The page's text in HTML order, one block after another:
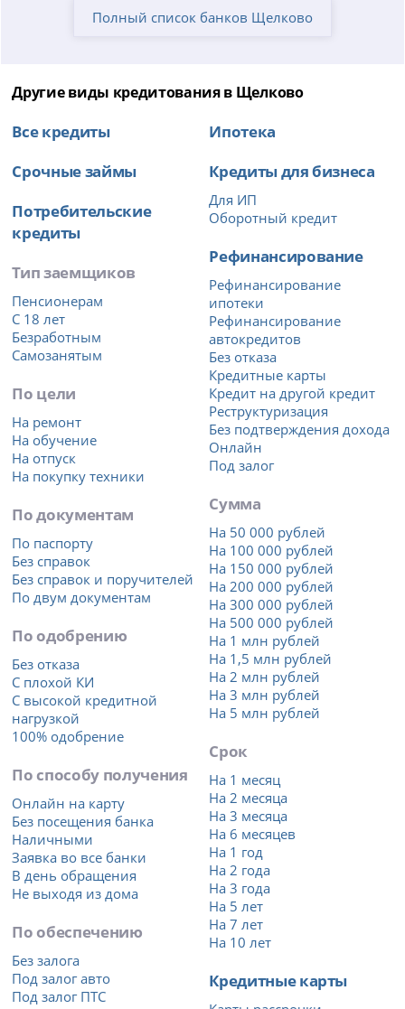
Полный список банков Щелково
Другие виды кредитования в Щелково
Все кредиты
Срочные займы
Потребительские
кредиты
Тип заемщиков
Пенсионерам
С 18 лет
Безработным
Самозанятым
По цели
На ремонт
На обучение
На отпуск
На покупку техники
По документам
По паспорту
Без справок
Без справок и поручителей
По двум документам
По одобрению
Без отказа
С плохой КИ
С высокой кредитной
нагрузкой
100% одобрение
По способу получения
Онлайн на карту
Без посещения банка
Наличными
Заявка во все банки
В день обращения
Не выходя из дома
По обеспечению
Без залога
Под залог авто
Под залог ПТС
Ипотека
Кредиты для бизнеса
Для ИП
Оборотный кредит
Рефинансирование
Рефинансирование
ипотеки
Рефинансирование
автокредитов
Без отказа
Кредитные карты
Кредит на другой кредит
Реструктуризация
Без подтверждения дохода
Онлайн
Под залог
Сумма
На 50 000 рублей
На 100 000 рублей
На 150 000 рублей
На 200 000 рублей
На 300 000 рублей
На 500 000 рублей
На 1 млн рублей
На 1,5 млн рублей
На 2 млн рублей
На 3 млн рублей
На 5 млн рублей
Срок
На 1 месяц
На 2 месяца
На 3 месяца
На 6 месяцев
На 1 год
На 2 года
На 3 года
На 5 лет
На 7 лет
На 10 лет
Кредитные карты